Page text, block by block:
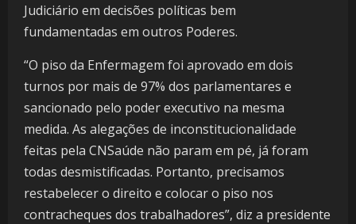
Judiciário em decisões políticas bem
fundamentadas em outros Poderes.
“O piso da Enfermagem foi aprovado em dois
turnos por mais de 97% dos parlamentares e
sancionado pelo poder executivo na mesma
medida. As alegações de inconstitucionalidade
feitas pela CNSaúde não param em pé, já foram
todas desmistificadas. Portanto, precisamos
restabelecer o direito e colocar o piso nos
contracheques dos trabalhadores”, diz a presidente